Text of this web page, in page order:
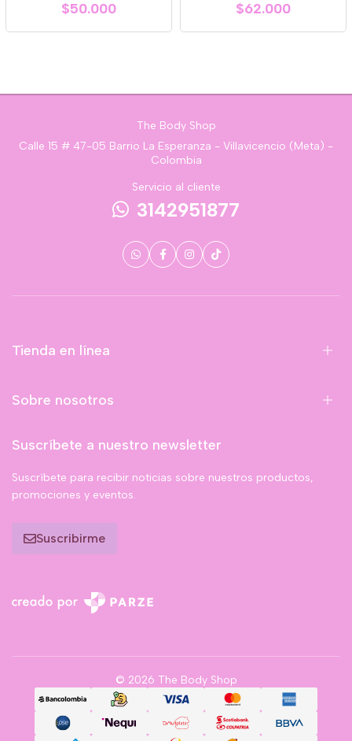
$50.000 $62.000
The Body Shop
Calle 15 # 47-05 Barrio La Esperanza - Villavicencio (Meta) -
Colombia
Servicio al cliente
3142951877
Tienda en línea
Sobre nosotros
Suscríbete a nuestro newsletter
Suscríbete para recibir noticias sobre nuestros productos,
promociones y eventos.
Suscribirme
© 2026 The Body Shop